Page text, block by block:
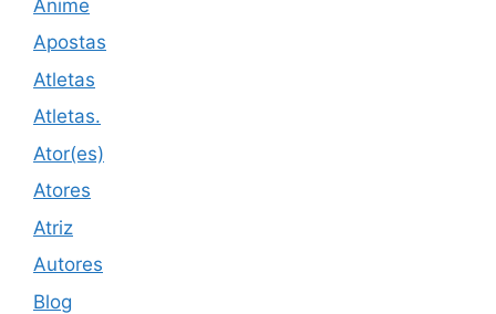
Anime
Apostas
Atletas
Atletas.
Ator(es)
Atores
Atriz
Autores
Blog